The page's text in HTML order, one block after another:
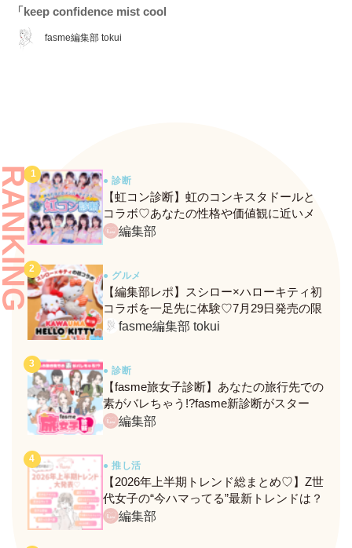
fasme編集部 tokui
「keep confidence mist cool
EX」をレビュー♡ 夏のお直
しに頼れるコスメをチェッ
● 診断
【虹コン診断】虹のコンキスタドールと
コラボ♡あなたの性格や価値観に近いメ
ンバーがわかる、fasmeの新診断がスター
編集部
● グルメ
【編集部レポ】スシロー×ハローキティ初
コラボを一足先に体験♡7月29日発売の限
定メニュー＆グッズをレポ！
fasme編集部 tokui
● 診断
【fasme旅女子診断】あなたの旅行先での
素がバレちゃう!?fasme新診断がスター
ト！編集部
● 推し活
【2026年上半期トレンド総まとめ♡】Z世
代女子の“今ハマってる”最新トレンドは？
ネクストバズ予報もチェック♪
編集部